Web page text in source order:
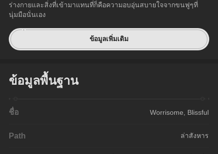
ร่างกายและสิ่งที่เข้ามาแทนที่ก็คือความอบอุ่นสบายใจจากขนฟูๆที่
นุ่มมือนั่นเอง
ข้อมูลเพิ่มเติม
ข้อมูลพื้นฐาน
ชื่อ Worrisome, Blissful
Path ล่าสังหาร